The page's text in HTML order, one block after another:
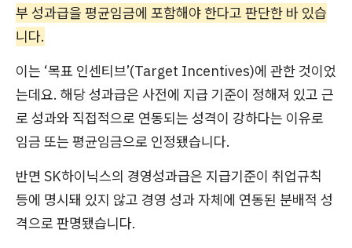
부 성과급을 평균임금에 포함해야 한다고 판단한 바 있습
니다.
이는 ‘목표 인센티브’(Target Incentives)에 관한 것이었
는데요. 해당 성과급은 사전에 지급 기준이 정해져 있고 근
로 성과와 직접적으로 연동되는 성격이 강하다는 이유로
임금 또는 평균임금으로 인정됐습니다.
반면 SK하이닉스의 경영성과급은 지급기준이 취업규칙
등에 명시돼 있지 않고 경영 성과 자체에 연동된 분배적 성
격으로 판명됐습니다.